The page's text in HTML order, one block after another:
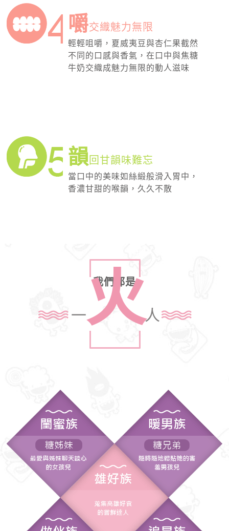
嚼交織魅力無限
輕輕咀嚼，夏威夷豆與杏仁果截然
不同的口感與香氣，在口中與焦糖
牛奶交織成魅力無限的動人滋味
韻 回甘韻味難忘
當口中的美味如絲緞般滑入胃中，
香濃甘甜的喉韻，久久不散
我們都是
一火人